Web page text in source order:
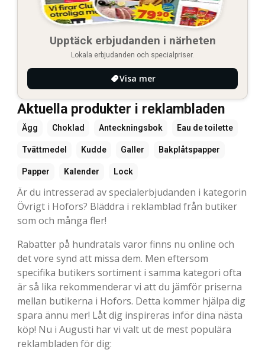
Upptäck erbjudanden i närheten
Lokala erbjudanden och specialpriser.
Visa mer
Aktuella produkter i reklambladen
Ägg Choklad Anteckningsbok Eau de toilette
Tvättmedel Kudde Galler Bakplåtspapper
Papper Kalender Lock
Är du intresserad av specialerbjudanden i kategorin
Övrigt i Hofors? Bläddra i reklamblad från butiker
som och många fler!
Rabatter på hundratals varor finns nu online och
det vore synd att missa dem. Men eftersom
specifika butikers sortiment i samma kategori ofta
är så lika rekommenderar vi att du jämför priserna
mellan butikerna i Hofors. Detta kommer hjälpa dig
spara ännu mer! Låt dig inspireras inför dina nästa
köp! Nu i Augusti har vi valt ut de mest populära
reklambladen för dig: